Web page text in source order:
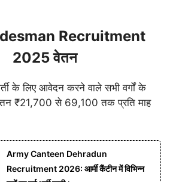
Recruitment
2025 वेतन
के लिए आवेदन करने वाले सभी वर्गों के
वेतन ₹21,700 से 69,100 तक प्रति माह
Army Canteen Dehradun
Recruitment 2026: आर्मी कैंटीन में विभिन्न